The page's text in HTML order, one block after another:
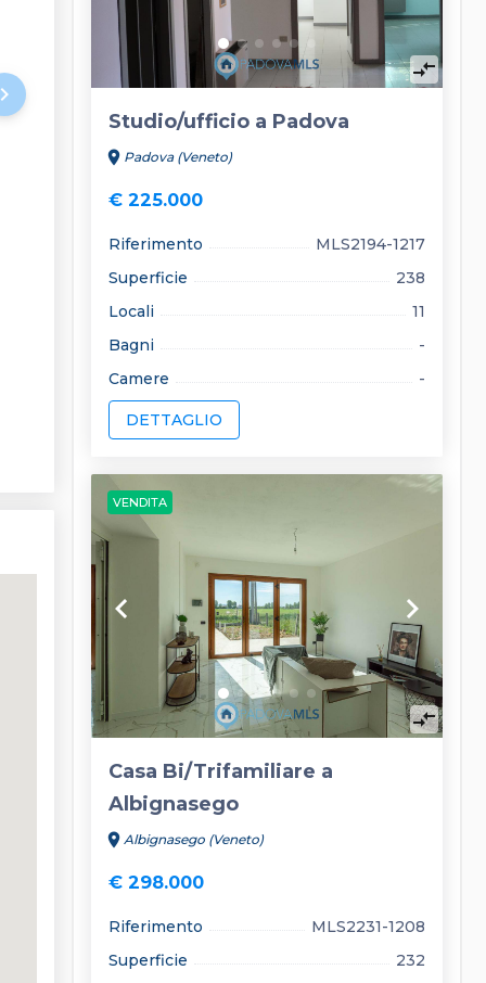
keyboard_arrow_right
compare_arrows
Studio/ufficio a Padova
location_on Padova (Veneto)
€ 225.000
Riferimento
MLS2194-1217
Superficie
238
Locali
11
Bagni
-
Camere
-
DETTAGLIO
VENDITA
keyboard_arrow_left keyboard_arrow_right
compare_arrows
Casa Bi/Trifamiliare a
Albignasego
location_on Albignasego (Veneto)
€ 298.000
Riferimento
MLS2231-1208
Superficie
232